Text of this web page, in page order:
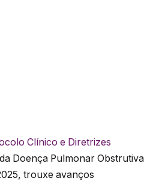
Clínico e Diretrizes
da Doença Pulmonar Obstrutiva
trouxe avanços